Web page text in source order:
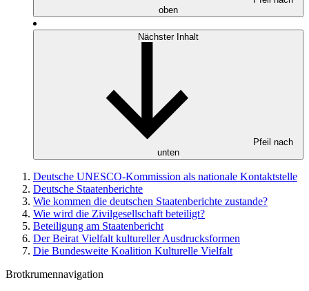
oben
Nächster Inhalt
Pfeil nach
unten
Deutsche UNESCO-Kommission als nationale Kontaktstelle
Deutsche Staatenberichte
Wie kommen die deutschen Staatenberichte zustande?
Wie wird die Zivilgesellschaft beteiligt?
Beteiligung am Staatenbericht
Der Beirat Vielfalt kultureller Ausdrucksformen
Die Bundesweite Koalition Kulturelle Vielfalt
Brotkrumennavigation